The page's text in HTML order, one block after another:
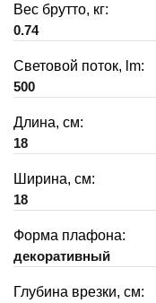
Вес брутто, кг:
0.74
Световой поток, lm:
500
Длина, см:
18
Ширина, см:
18
Форма плафона:
декоративный
Глубина врезки, см: